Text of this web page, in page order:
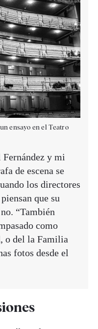
ensayo en el Teatro
y mi
de escena se
los directores
que su
“También
como
o del la Familia
fotos desde el